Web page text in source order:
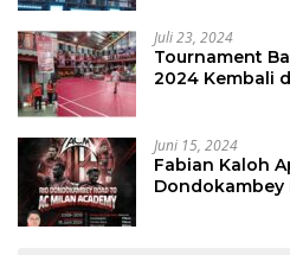
Juli 23, 2024
Tournament
2024 Kembali
Juni 15, 2024
Fabian Kaloh
Dondokambey